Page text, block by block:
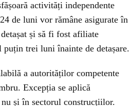
activități independente
de luni vor rămâne asigurate în
și să fi fost afiliate
trei luni înainte de detașare.
a autorităților competente
Excepția se aplică
și în sectorul construcțiilor.